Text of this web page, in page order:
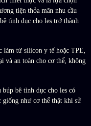
tiện thỏa mãn nhu cầu
tình dục cho les trở thành
làm từ silicon y tế hoặc TPE,
và an toàn cho cơ thể, không
búp bê tình dục cho les có
giống như cơ thể thật khi sử